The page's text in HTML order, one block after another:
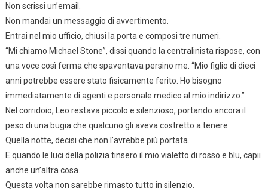
Non scrissi un’email.
Non mandai un messaggio di avvertimento.
Entrai nel mio ufficio, chiusi la porta e composi tre numeri.
“Mi chiamo Michael Stone”, dissi quando la centralinista rispose, con
una voce così ferma che spaventava persino me. “Mio figlio di dieci
anni potrebbe essere stato fisicamente ferito. Ho bisogno
immediatamente di agenti e personale medico al mio indirizzo.”
Nel corridoio, Leo restava piccolo e silenzioso, portando ancora il
peso di una bugia che qualcuno gli aveva costretto a tenere.
Quella notte, decisi che non l’avrebbe più portata.
E quando le luci della polizia tinsero il mio vialetto di rosso e blu, capii
anche un’altra cosa.
Questa volta non sarebbe rimasto tutto in silenzio.